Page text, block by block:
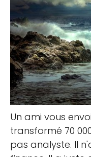
Un ami vous
transformé 70
pas analyste. Il